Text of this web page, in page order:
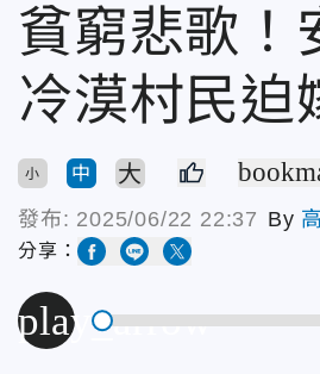
貧窮悲歌
冷漠村民迫
小 中 大
發布: 2025/06/22 22:37 By
分享：
play_arrow